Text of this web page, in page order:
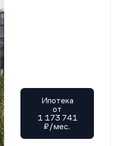
Ипотека
от
1 173 741
₽/мес.